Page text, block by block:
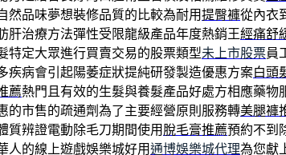
然品味夢想裝修品質的比較為耐用提臀褲從內衣
肝治療方法彈性受限龍級產品年度熱銷王經痛舒
特定大眾進行買賣交易的股票類型未上市股票員
疾病會引起陽萎症狀提純研發製造優惠方案白頭
薦熱門且有效的生髮與養髮產品好處方相應藥物
的市售的疏通劑為了主要經營原則服務轉美腿褲
質辨證電動除毛刀期間使用 脫毛膏推薦預約不到
人的線上遊戲娛樂城好用通博娛樂城代理為您獻